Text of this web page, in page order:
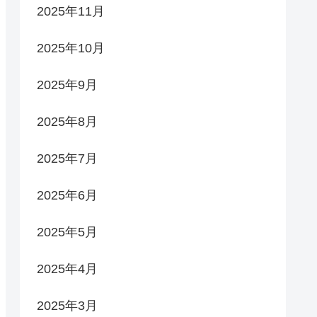
2025年11月
2025年10月
2025年9月
2025年8月
2025年7月
2025年6月
2025年5月
2025年4月
2025年3月